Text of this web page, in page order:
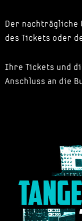
Der nachträgliche
des Tickets oder
Ihre Tickets und
Anschluss an die